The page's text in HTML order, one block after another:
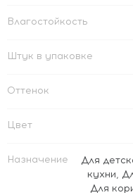
Влагостойкость
Штук в упаковке
Оттенок
Цвет
Назначение Для
кухни,
Для